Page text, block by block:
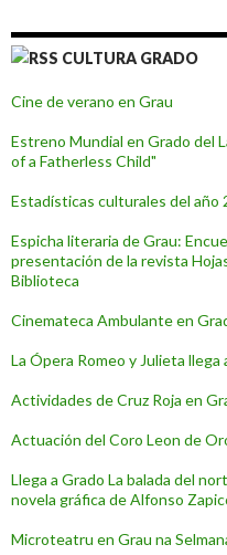
CULTURA GRADO
Cine de verano en Grau
Estreno Mundial en Grado del
of a Fatherless Child"
Estadísticas culturales del año
Espicha literaria de Grau:
presentación de la revista
Biblioteca
Cinemateca Ambulante en
La Ópera Romeo y Julieta
Actividades de Cruz Roja en
Actuación del Coro Leon de
Llega a Grado La balada del
novela gráfica de Alfonso
Microteatru en Grau na